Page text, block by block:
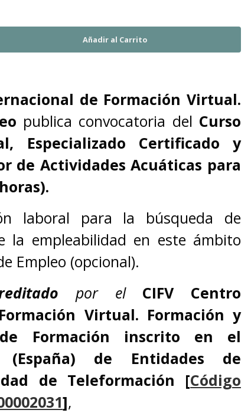
de Formación Virtual.
publica convocatoria del Curso
Especializado Certificado y
de Actividades Acuáticas para
laboral para la búsqueda de
la empleabilidad en este ámbito
Empleo (opcional).
por el CIFV Centro
Virtual. Formación y
Formación inscrito en el
(España) de Entidades de
de Teleformación [Código
],